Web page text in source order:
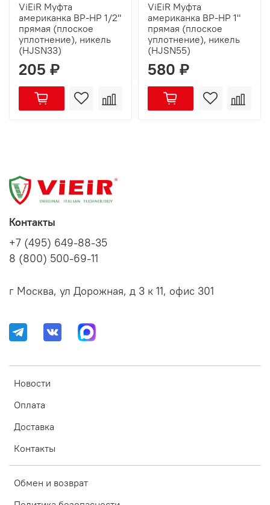
ViEiR Муфта
американка ВР-НР 1/2"
прямая (плоское
уплотнение), никель
(HJSN33)
205 ₽
ViEiR Муфта
американка ВР-НР 1"
прямая (плоское
уплотнение), никель
(HJSN55)
580 ₽
Новости
Оплата
Доставка
Контакты
Обмен и возврат
Контакты
+7 (495) 649-88-35
8 (800) 500-69-11
г Москва, ул Дорожная, д 3 к 11, офис 301